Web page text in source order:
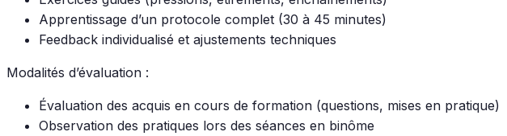
Apprentissage d’un protocole complet (30 à 45 minutes)
Feedback individualisé et ajustements techniques
Modalités d’évaluation :
Évaluation des acquis en cours de formation (questions, mises en pratique)
Observation des pratiques lors des séances en binôme